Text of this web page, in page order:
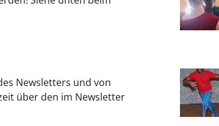
Newsletters und von
über den im Newsletter